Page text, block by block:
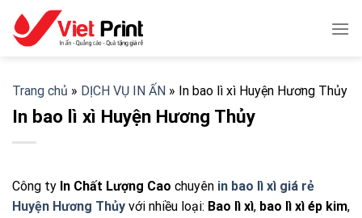
content
Trang chủ » DỊCH VỤ IN ẤN » In bao lì xì Huyện Hương Thủy
In bao lì xì Huyện Hương Thủy
Công ty In Chất Lượng Cao chuyên in bao lì xì giá rẻ
Huyện Hương Thủy với nhiều loại: Bao lì xì, bao lì xì ép kim,